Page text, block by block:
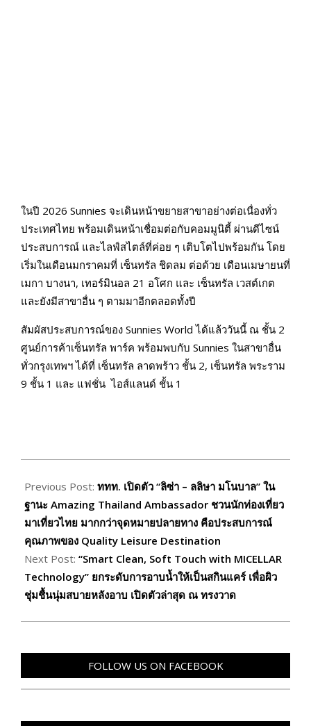
ในปี 2026 Sunnies จะเดินหน้าขยายสาขาอย่างต่อเนื่องทั่ว
ประเทศไทย พร้อมเดินหน้าเชื่อมต่อกับคอมมูนิตี้ ผ่านดีไซน์
ประสบการณ์ และไลฟ์สไตล์ที่ค่อย ๆ เติบโตไปพร้อมกัน โดย
เริ่มในเดือนมกราคมที่ เซ็นทรัล ชิดลม ต่อด้วย เดือนเมษายนที่
เมกา บางนา, เทอร์มินอล 21 อโศก และ เซ็นทรัล เวสต์เกต
และยังมีสาขาอื่น ๆ ตามมาอีกตลอดทั้งปี
สัมผัสประสบการณ์ของ Sunnies World ได้แล้ววันนี้ ณ ชั้น 2
ศูนย์การค้าเซ็นทรัล พาร์ค พร้อมพบกับ Sunnies ในสาขาอื่น
ทั่วกรุงเทพฯ ได้ที่ เซ็นทรัล ลาดพร้าว ชั้น 2, เซ็นทรัล พระราม
9 ชั้น 1 และ แฟชั่น ไอส์แลนด์ ชั้น 1
01-
30
Previous Post: ททท. เปิดตัว “ลิซ่า – ลลิษา มโนบาล” ใน
ฐานะ Amazing Thailand Ambassador ชวนนักท่องเที่ยว
มาเที่ยวไทย มากกว่าจุดหมายปลายทาง คือประสบการณ์
คุณภาพของ Quality Leisure Destination
Next Post: “Smart Clean, Soft Touch with MICELLAR
Technology” ยกระดับการอาบน้ำให้เป็นสกินแคร์ เพื่อผิว
ชุ่มชื้นนุ่มสบายหลังอาบ เปิดตัวล่าสุด ณ ทรงวาด
FOLLOW US ON FACEBOOK